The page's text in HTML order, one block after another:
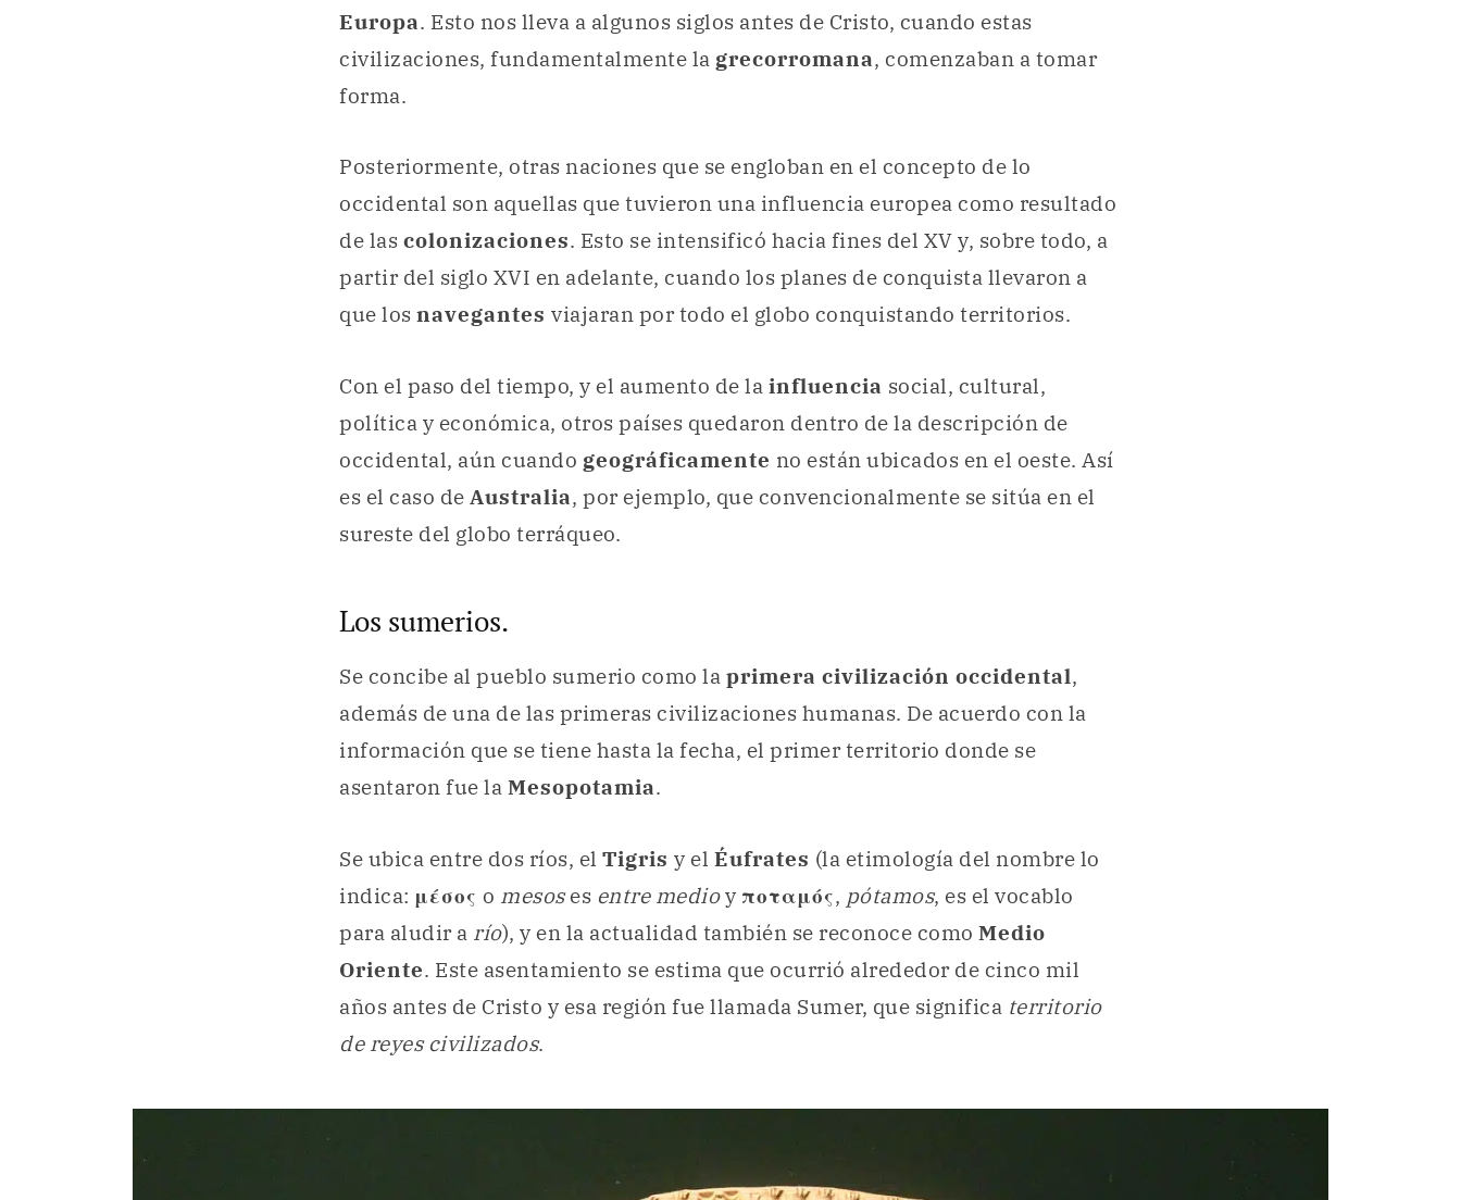
Europa. Esto nos lleva a algunos siglos antes de Cristo, cuando estas
civilizaciones, fundamentalmente la grecorromana, comenzaban a tomar
forma.
Posteriormente, otras naciones que se engloban en el concepto de lo
occidental son aquellas que tuvieron una influencia europea como resultado
de las colonizaciones. Esto se intensificó hacia fines del XV y, sobre todo, a
partir del siglo XVI en adelante, cuando los planes de conquista llevaron a
que los navegantes viajaran por todo el globo conquistando territorios.
Con el paso del tiempo, y el aumento de la influencia social, cultural,
política y económica, otros países quedaron dentro de la descripción de
occidental, aún cuando geográficamente no están ubicados en el oeste. Así
es el caso de Australia, por ejemplo, que convencionalmente se sitúa en el
sureste del globo terráqueo.
Los sumerios.
Se concibe al pueblo sumerio como la primera civilización occidental,
además de una de las primeras civilizaciones humanas. De acuerdo con la
información que se tiene hasta la fecha, el primer territorio donde se
asentaron fue la Mesopotamia.
Se ubica entre dos ríos, el Tigris y el Éufrates (la etimología del nombre lo
indica: μέσος o mesoses entre medioy ποταμός, pótamos, es el vocablo
para aludir a río), y en la actualidad también se reconoce como Medio
Oriente. Este asentamiento se estima que ocurrió alrededor de cinco mil
años antes de Cristo y esa región fue llamada Sumer, que significa territorio
de reyes civilizados.